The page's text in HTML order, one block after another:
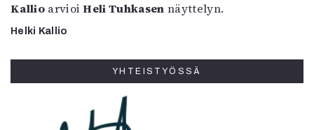
KallioarvioiHeli Tuhkasen näyttelyn.
Helki Kallio
YHTEISTYÖSSÄ